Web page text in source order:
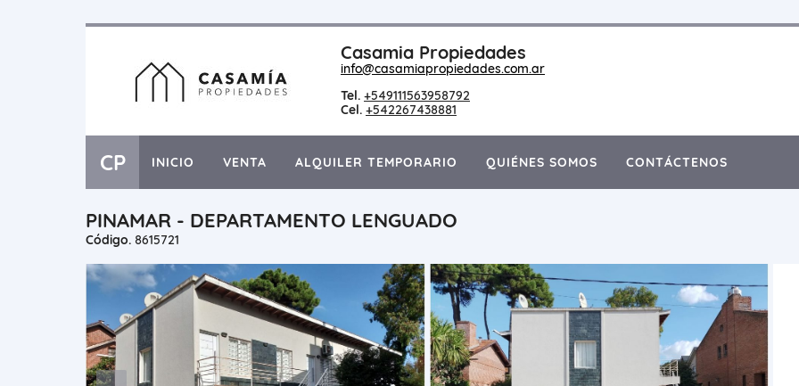
Casamia Propiedades
info@casamiapropiedades.com.ar
Tel. +549111563958792
Cel. +542267438881
CP INICIO VENTA ALQUILER TEMPORARIO QUIÉNES SOMOS CONTÁCTENOS
PINAMAR - DEPARTAMENTO LENGUADO
Código. 8615721